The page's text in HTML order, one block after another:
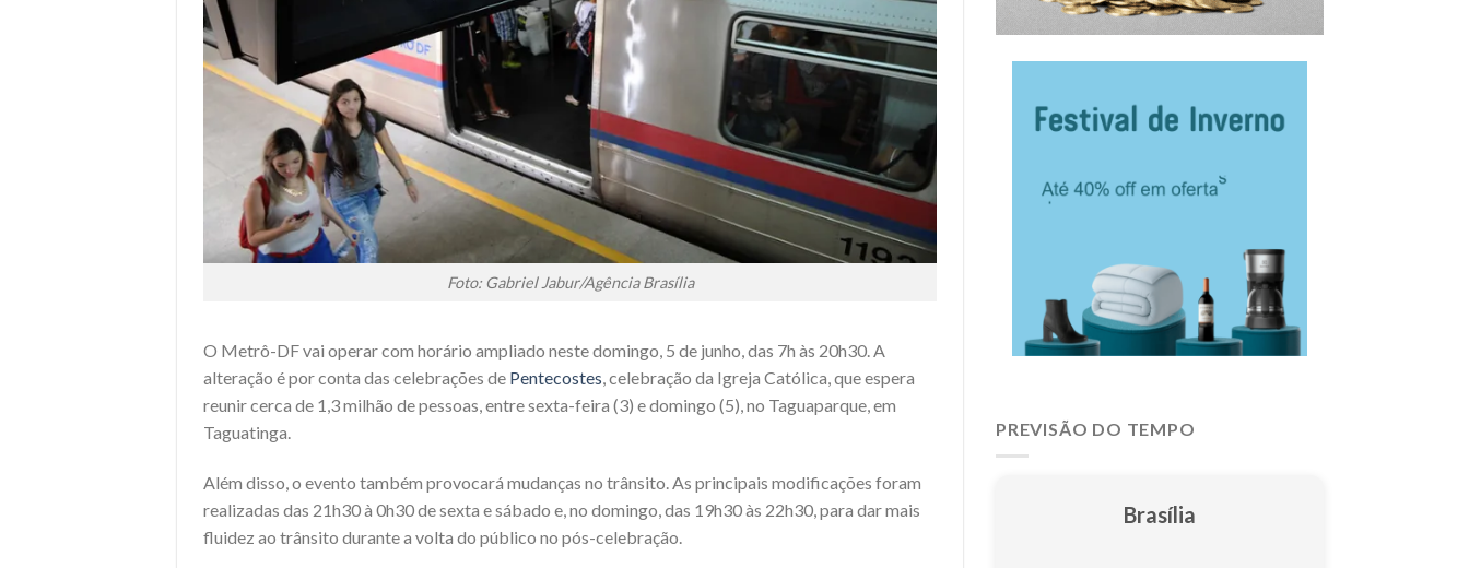
Foto: Gabriel Jabur/Agência Brasília
O Metrô-DF vai operar com horário ampliado neste domingo, 5 de junho, das 7h às 20h30. A
alteração é por conta das celebrações de Pentecostes, celebração da Igreja Católica, que espera
reunir cerca de 1,3 milhão de pessoas, entre sexta-feira (3) e domingo (5), no Taguaparque, em
Taguatinga.
Além disso, o evento também provocará mudanças no trânsito. As principais modificações foram
realizadas das 21h30 à 0h30 de sexta e sábado e, no domingo, das 19h30 às 22h30, para dar mais
fluidez ao trânsito durante a volta do público no pós-celebração.
PREVISÃO DO TEMPO
Brasília